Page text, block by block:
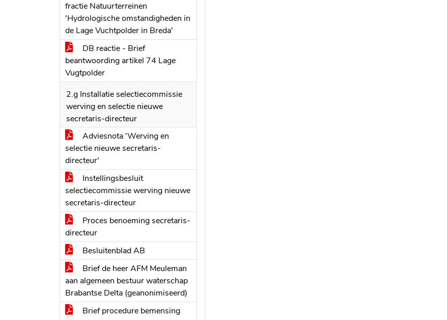
fractie Natuurterreinen
'Hydrologische omstandigheden in
de Lage Vuchtpolder in Breda'
DB reactie - Brief
beantwoording artikel 74 Lage
Vugtpolder
2.g Installatie selectiecommissie
werving en selectie nieuwe
secretaris-directeur
Adviesnota 'Werving en
selectie nieuwe secretaris-
directeur'
Instellingsbesluit
selectiecommissie werving nieuwe
secretaris-directeur
Proces benoeming secretaris-
directeur
Besluitenblad AB
Brief de heer AFM Meuleman
aan algemeen bestuur waterschap
Brabantse Delta (geanonimiseerd)
Brief procedure bemensing